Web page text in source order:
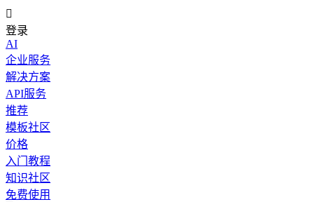

登录
AI
企业服务
解决方案
API服务
推荐
模板社区
价格
入门教程
知识社区
免费使用